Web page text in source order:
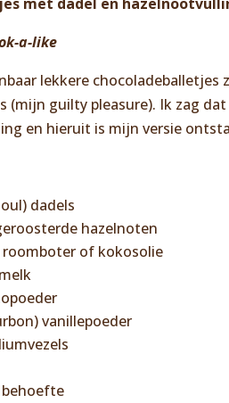
a-like
lekkere chocoladeballetjes
(mijn guilty pleasure). Ik zag dat
en hieruit is mijn versie
dadels
hazelnoten
roomboter of kokosolie
vanillepoeder
behoefte